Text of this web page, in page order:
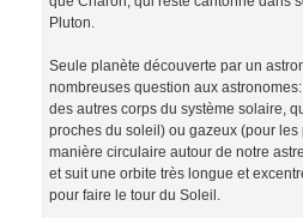
Pluton.
Seule planète découverte par un
nombreuses question aux
des autres corps du système solaire,
proches du soleil) ou gazeux (pour
manière circulaire autour de notre
et suit une orbite très longue et
pour faire le tour du Soleil.